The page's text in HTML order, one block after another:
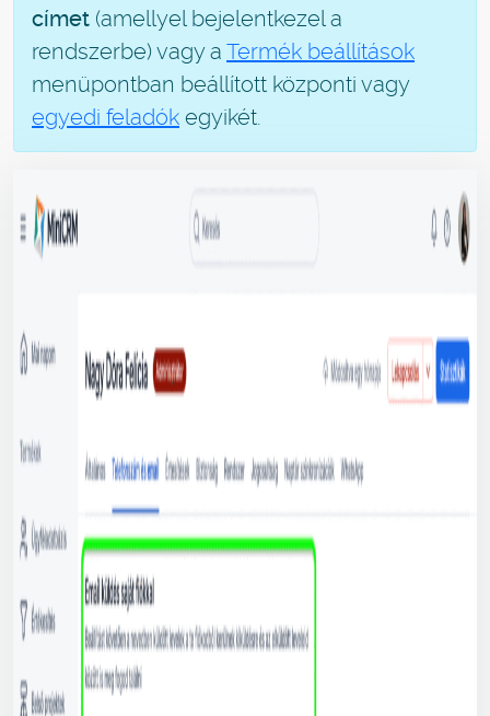
címet (amellyel bejelentkezel a
rendszerbe) vagy a Termék beállítások
menüpontban beállított központi vagy
egyedi feladók egyikét.